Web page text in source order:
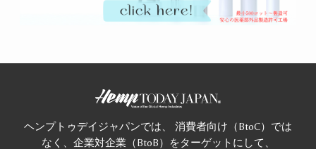
ヘンプトゥデイジャパンでは、 消費者向け（BtoC）では
なく、企業対企業（BtoB）をターゲットにして、